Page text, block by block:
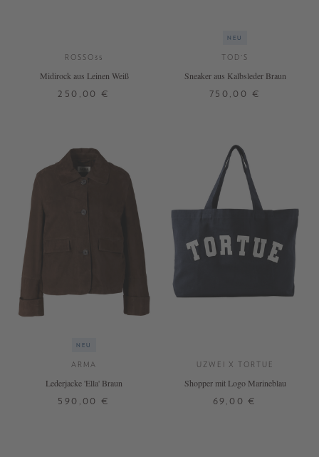
ROSSO35
Midirock aus Leinen Weiß
250,00 €
DETAILS
NEU
TOD'S
Sneaker aus Kalbsleder Braun
750,00 €
DETAILS
NEU
ARMA
Lederjacke 'Ella' Braun
590,00 €
UZWEI X TORTUE
Shopper mit Logo Marineblau
69,00 €